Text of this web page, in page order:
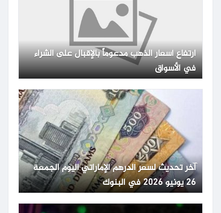
ارتفاع أسعار الذهب مدعوماً بالإقبال على الشراء
في الأسواق
آخر تحديث لسعر الدرهم الإماراتي اليوم الجمعة
26 يونيو 2026 في البنوك